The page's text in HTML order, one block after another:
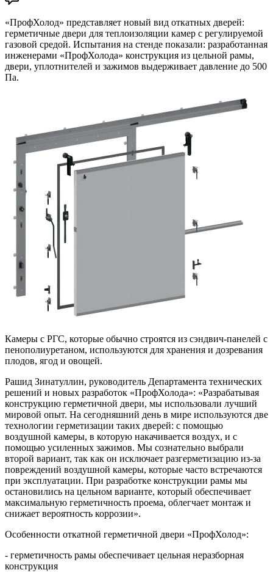
«ПрофХолод» представляет новый вид откатных дверей:
герметичные двери для теплоизоляции камер с регулируемой
газовой средой. Испытания на стенде показали: разработанная
инженерами «ПрофХолода» конструкция из цельной рамы,
двери, уплотнителей и зажимов выдерживает давление до 500
Па.
Камеры с РГС, которые обычно строятся из сэндвич-панелей с
пенополиуретаном, используются для хранения и дозревания
плодов, ягод и овощей.
Рашид Зинатуллин, руководитель Департамента технических
решений и новых разработок «ПрофХолода»: «Разрабатывая
конструкцию герметичной двери, мы использовали лучший
мировой опыт. На сегодняшний день в мире используются две
технологии герметизации таких дверей: с помощью
воздушной камеры, в которую накачивается воздух, и с
помощью усиленных зажимов. Мы сознательно выбрали
второй вариант, так как он исключает разгерметизацию из-за
повреждений воздушной камеры, которые часто встречаются
при эксплуатации. При разработке конструкции рамы мы
остановились на цельном варианте, который обеспечивает
максимальную герметичность проема, облегчает монтаж и
снижает вероятность коррозии».
Особенности откатной герметичной двери «ПрофХолод»:
- герметичность рамы обеспечивает цельная неразборная
конструкция